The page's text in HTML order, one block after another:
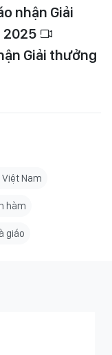
nhận Giải
2025
Giải thưởng
Nam
hàm
giáo